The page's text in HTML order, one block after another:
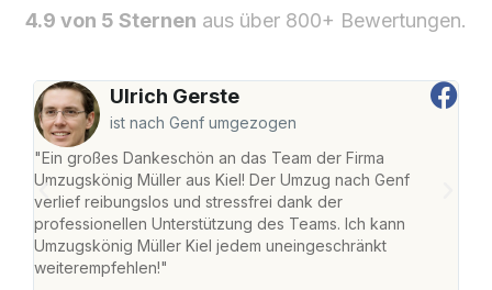
4.9 von 5 Sternen aus über 800+ Bewertungen.
Ulrich Gerste
ist nach Genf umgezogen
"Ein großes Dankeschön an das Team der Firma
Umzugskönig Müller aus Kiel! Der Umzug nach Genf
verlief reibungslos und stressfrei dank der
professionellen Unterstützung des Teams. Ich kann
Umzugskönig Müller Kiel jedem uneingeschränkt
weiterempfehlen!"